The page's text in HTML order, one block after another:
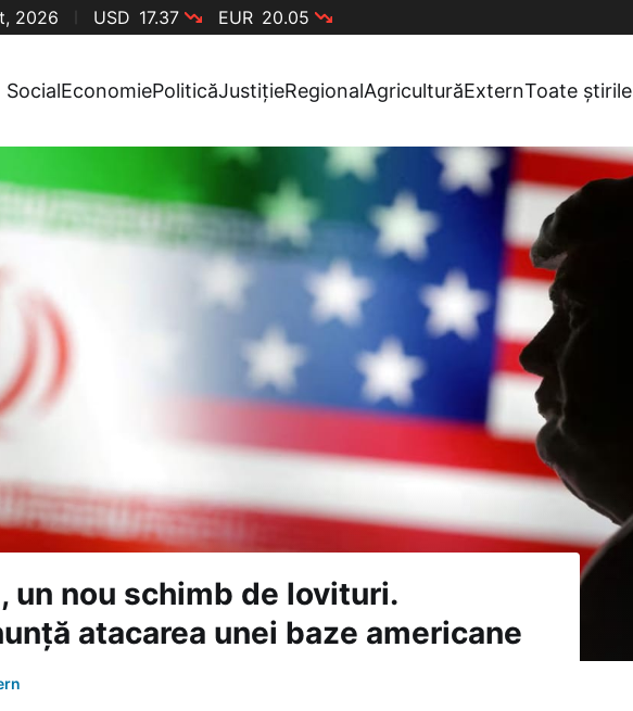
2026 USD 17.37 EUR 20.05
SocialEconomiePoliticăJustițieRegionalAgriculturăExternToate știrile
un nou schimb de lovituri.
atacarea unei baze americane